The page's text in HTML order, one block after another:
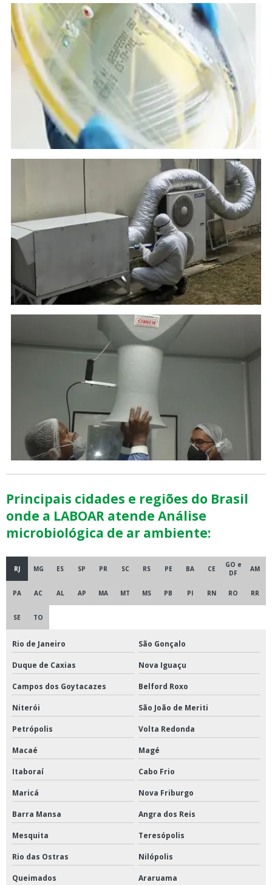
Principais cidades e regiões do Brasil
onde a LABOAR atende Análise
microbiológica de ar ambiente:
RJ MG ES SP PR SC RS PE BA CE
GO e
DF
AM
PA AC AL AP MA MT MS PB PI RN RO RR
SE TO
Rio de Janeiro São Gonçalo
Duque de Caxias Nova Iguaçu
Campos dos Goytacazes Belford Roxo
Niterói São João de Meriti
Petrópolis Volta Redonda
Macaé Magé
Itaboraí Cabo Frio
Maricá Nova Friburgo
Barra Mansa Angra dos Reis
Mesquita Teresópolis
Rio das Ostras Nilópolis
Queimados Araruama